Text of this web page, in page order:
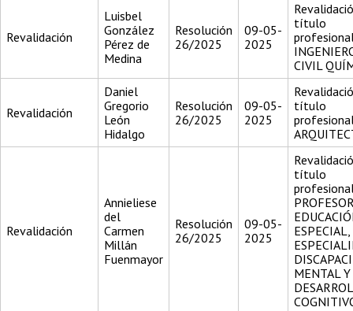
Revalidación
Luisbel
González
Pérez de
Medina
Resolución
26/2025
09-05-
2025
título
CIVIL
Revalidación
Daniel
Gregorio
León
Hidalgo
Resolución
26/2025
09-05-
2025
título
Revalidación
Annieliese
del
Carmen
Millán
Fuenmayor
Resolución
26/2025
09-05-
2025
título
ESPECIAL,
MENTAL Y